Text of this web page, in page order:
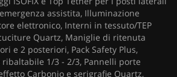
assistita, Illuminazione
elettronico, Interni in tessuto/TEP
cuciture Quartz, Maniglie di ritenuta
e 2 posteriori, Pack Safety Plus,
1/3 - 2/3, Pannelli porte
Carbonio e serigrafie Quartz,